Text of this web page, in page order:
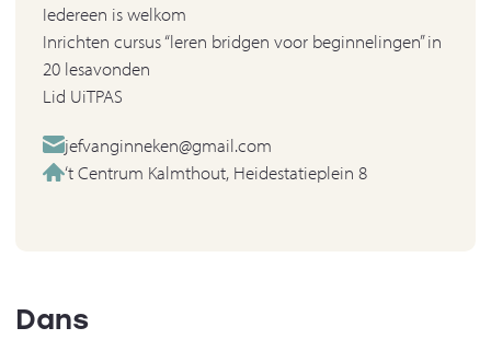
Iedereen is welkom
Inrichten cursus “leren bridgen voor beginnelingen” in
20 lesavonden
Lid UiTPAS
jefvanginneken@gmail.com
‘t Centrum Kalmthout, Heidestatieplein 8
Dans